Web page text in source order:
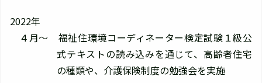
2022年
４月～ 福祉住環境コーディネーター検定試験１級公
式テキストの読み込みを通じて、高齢者住宅
の種類や、介護保険制度の勉強会を実施